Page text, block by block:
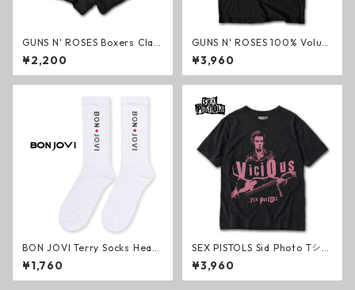
GUNS N' ROSES Boxers Clas
sic Logo ボクサーパンツ ブラ
ック ガンズ・アンド・ローゼ
ズ ハードロック メタル ブリー
¥2,200
GUNS N' ROSES 100% Volum
e Tシャツ ブラック ガンズ・
アンド・ローゼズ ハードロッ
ク メタル グッズ
¥3,960
BON JOVI Terry Socks Heart
White ソックス ホワイト ボ
ン・ジョヴィ ハードロック メ
タル 靴下 グッズ
¥1,760
SEX PISTOLS Sid Photo Tシャ
ツ ブラック セックス・ピスト
ルズ パンク・ロック シド・ヴ
ィシャス グッズ
¥3,960